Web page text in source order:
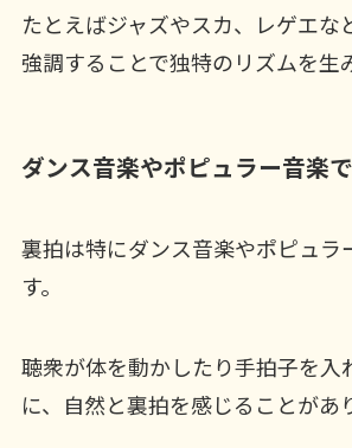
たとえばジャズやスカ、レゲエな
強調することで独特のリズムを生
ダンス音楽やポピュラー音楽
裏拍は特にダンス音楽やポピュラ
す。
聴衆が体を動かしたり手拍子を入
に、自然と裏拍を感じることがあ